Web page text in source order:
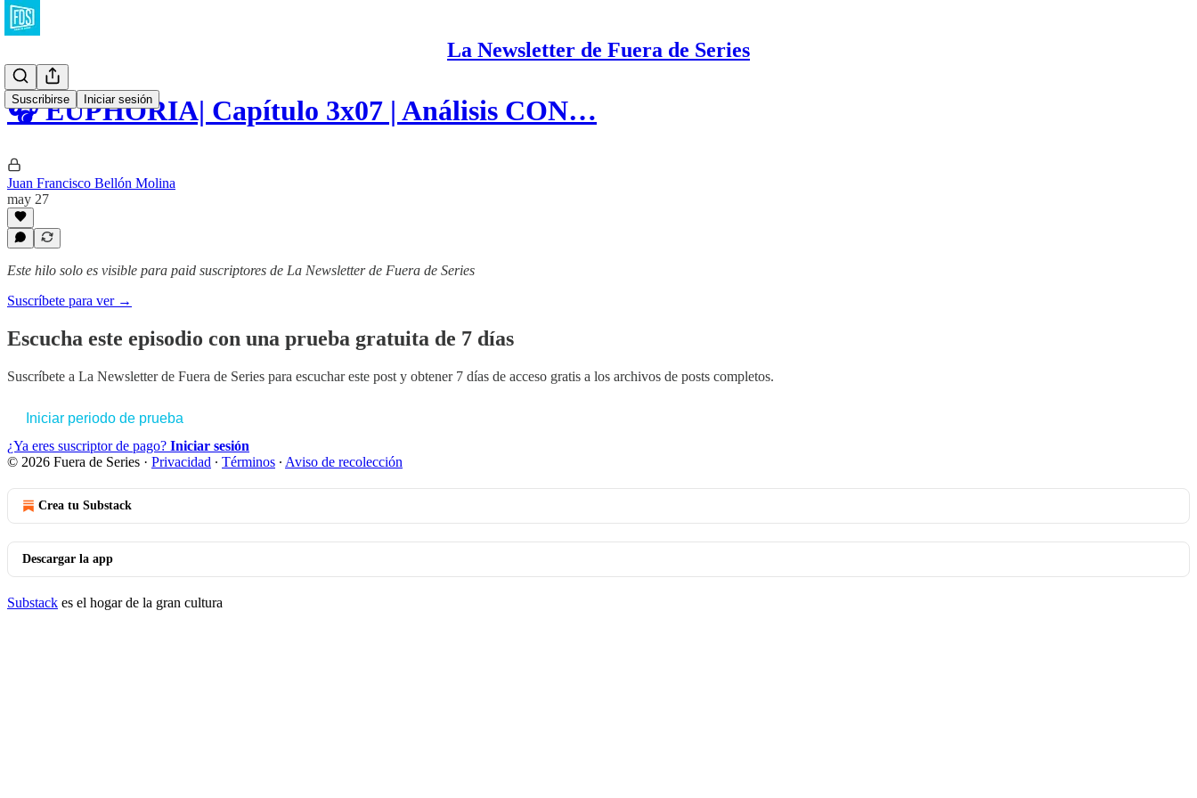
La Newsletter de Fuera de Series
Suscribirse Iniciar sesión
🎧 EUPHORIA| Capítulo 3x07 | Análisis CON…
Juan Francisco Bellón Molina
may 27
Este hilo solo es visible para paid suscriptores de La Newsletter de Fuera de Series
Suscríbete para ver →
Escucha este episodio con una prueba gratuita de 7 días
Suscríbete a La Newsletter de Fuera de Series para escuchar este post y obtener 7 días de acceso gratis a los archivos de posts completos.
Iniciar periodo de prueba
¿Ya eres suscriptor de pago? Iniciar sesión
© 2026 Fuera de Series · Privacidad ∙ Términos ∙ Aviso de recolección
Crea tu Substack
Descargar la app
Substack es el hogar de la gran cultura